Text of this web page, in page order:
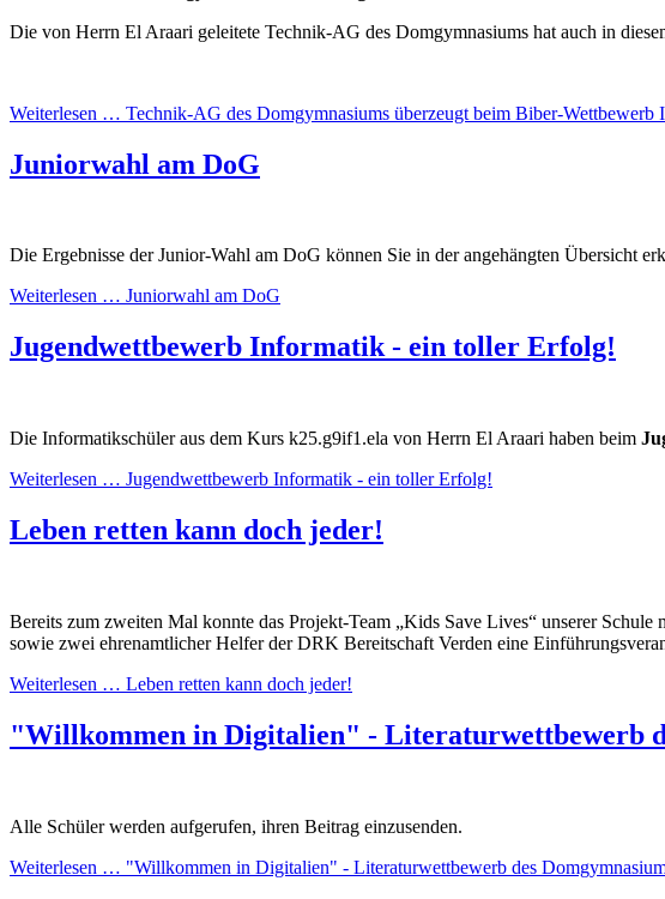
Die von Herrn El Araari geleitete Technik-AG des Domgymnasiums hat auch in
Weiterlesen … Technik-AG des Domgymnasiums überzeugt beim Biber-Wettbewerb
Juniorwahl am DoG
Die Ergebnisse der Junior-Wahl am DoG können Sie in der angehängten Übersicht
Weiterlesen … Juniorwahl am DoG
Jugendwettbewerb Informatik - ein toller Erfolg!
Die Informatikschüler aus dem Kurs k25.g9if1.ela von Herrn El Araari haben beim
Weiterlesen … Jugendwettbewerb Informatik - ein toller Erfolg!
Leben retten kann doch jeder!
Bereits zum zweiten Mal konnte das Projekt-Team „Kids Save Lives“ unserer
sowie zwei ehrenamtlicher Helfer der DRK Bereitschaft Verden eine
Weiterlesen … Leben retten kann doch jeder!
"Willkommen in Digitalien" - Literaturwettbewerb
Alle Schüler werden aufgerufen, ihren Beitrag einzusenden.
Weiterlesen … "Willkommen in Digitalien" - Literaturwettbewerb des